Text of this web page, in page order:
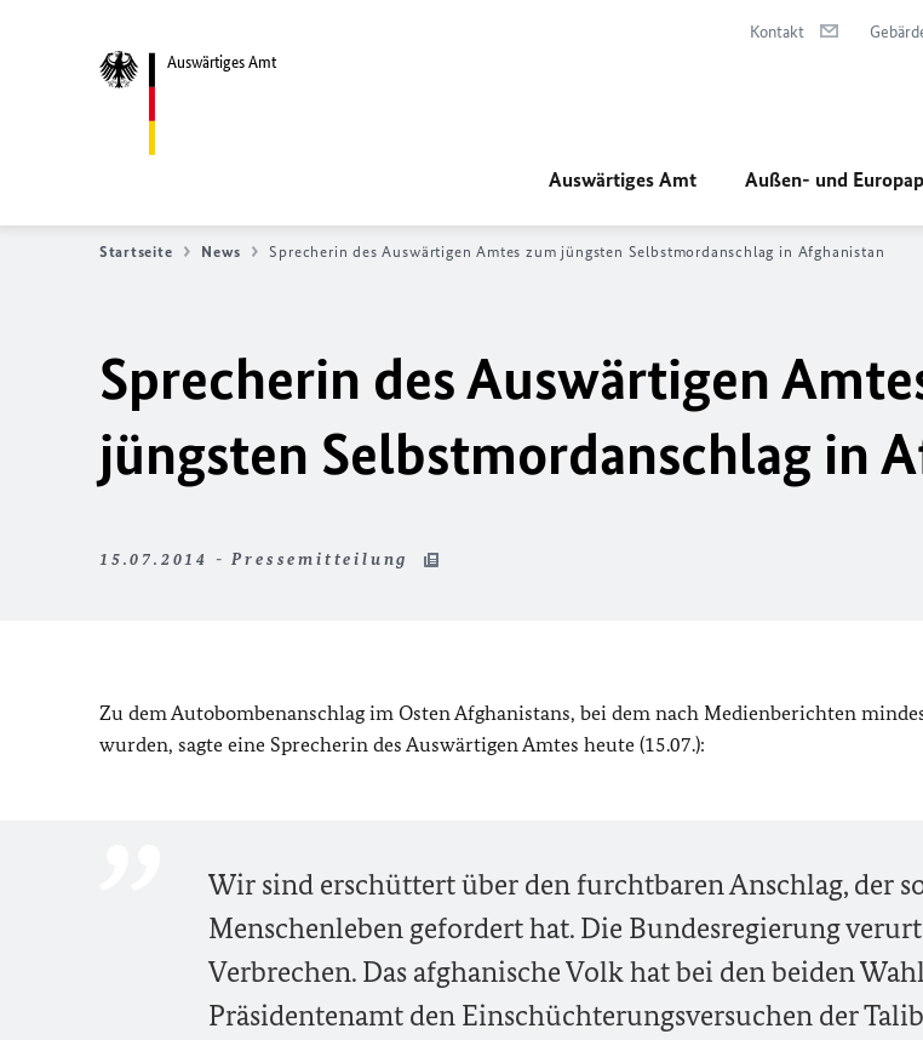
Auswärtiges Amt
Kontakt
Auswärtiges Amt Außen- und
Startseite News Sprecherin des Auswärtigen Amtes zum jüngsten Selbstmordanschlag in Afghanistan
Sprecherin des Auswärtigen
jüngsten Selbstmordanschlag in
15.07.2014 - Pressemitteilung
Zu dem Autobombenanschlag im Osten Afghanistans, bei dem nach Medienberichten
wurden, sagte eine Sprecherin des Auswärtigen Amtes heute (15.07.):
Wir sind erschüttert über den furchtbaren Anschlag, der
Menschenleben gefordert hat. Die Bundesregierung
Verbrechen. Das afghanische Volk hat bei den beiden
Präsidentenamt den Einschüchterungsversuchen der